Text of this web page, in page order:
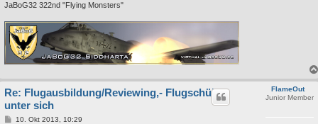
JaBoG32 322nd "Flying Monsters"
FlameOut
Junior Member
Re: Flugausbildung/Reviewing,- Flugschüler
unter sich
B10. Okt 2013, 10:29